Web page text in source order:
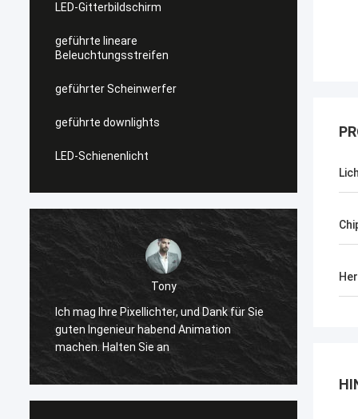
LED-Gitterbildschirm
geführte lineare
Beleuchtungsstreifen
geführter Scheinwerfer
geführte downlights
LED-Schienenlicht
und Dank für Sie
Animation
Bevor gekauft, ist ein Paar ähnliche
quadratische Kopfstiefel,
winterappearance sehr hoch, weil
zusammenzupassen zu ist gut, jetzt
heraus getragen, Kaufstiefel in